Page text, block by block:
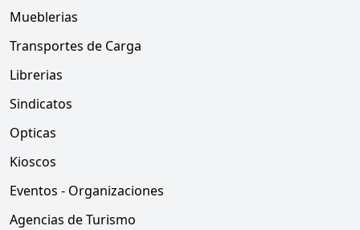
Mueblerias
Transportes de Carga
Librerias
Sindicatos
Opticas
Kioscos
Eventos - Organizaciones
Agencias de Turismo